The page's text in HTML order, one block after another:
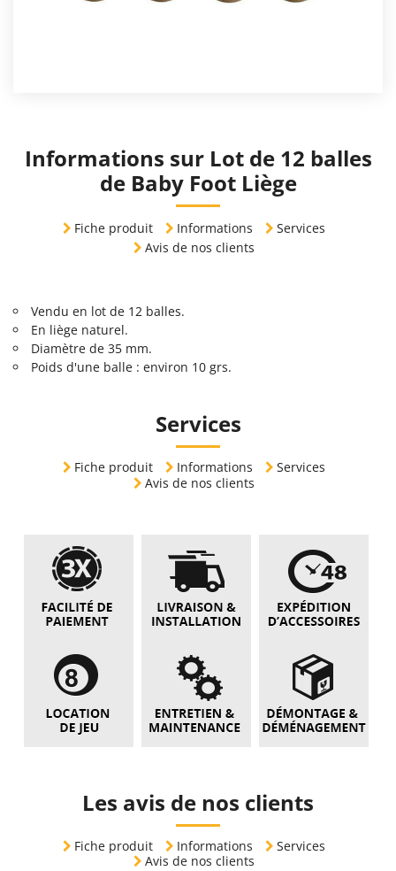
Informations sur Lot de 12 balles
de Baby Foot Liège
Fiche produit Informations
Services
Avis de nos clients
Vendu en lot de 12 balles.
En liège naturel.
Diamètre de 35 mm.
Poids d'une balle : environ 10 grs.
Services
Fiche produit Informations
Services
Avis de nos clients
Les avis de nos clients
Fiche produit Informations
Services
Avis de nos clients